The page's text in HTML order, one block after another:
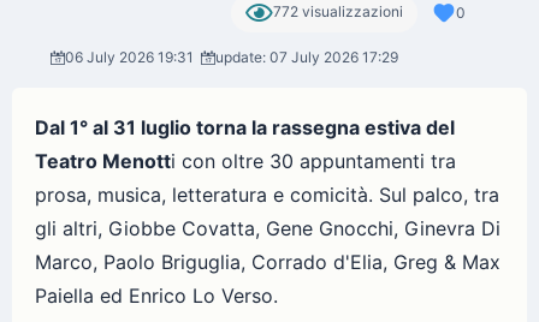
772 visualizzazioni 0
06 July 2026 19:31 update: 07 July 2026 17:29
Dal 1° al 31 luglio torna la rassegna estiva del
Teatro Menotti con oltre 30 appuntamenti tra
prosa, musica, letteratura e comicità. Sul palco, tra
gli altri, Giobbe Covatta, Gene Gnocchi, Ginevra Di
Marco, Paolo Briguglia, Corrado d'Elia, Greg & Max
Paiella ed Enrico Lo Verso.